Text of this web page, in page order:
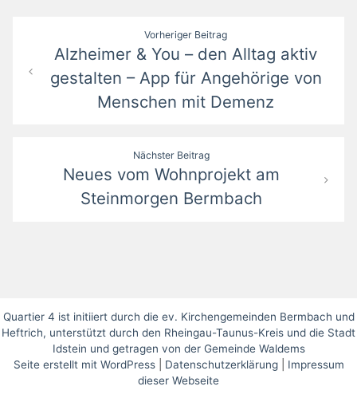
Beitragsnavigation
Vorheriger Beitrag
Alzheimer & You – den Alltag aktiv
gestalten – App für Angehörige von
Menschen mit Demenz
Nächster Beitrag
Neues vom Wohnprojekt am
Steinmorgen Bermbach
Quartier 4 ist initiiert durch die ev. Kirchengemeinden Bermbach und
Heftrich, unterstützt durch den Rheingau-Taunus-Kreis und die Stadt
Idstein und getragen von der Gemeinde Waldems
Seite erstellt mit WordPress
Datenschutzerklärung
Impressum
dieser Webseite